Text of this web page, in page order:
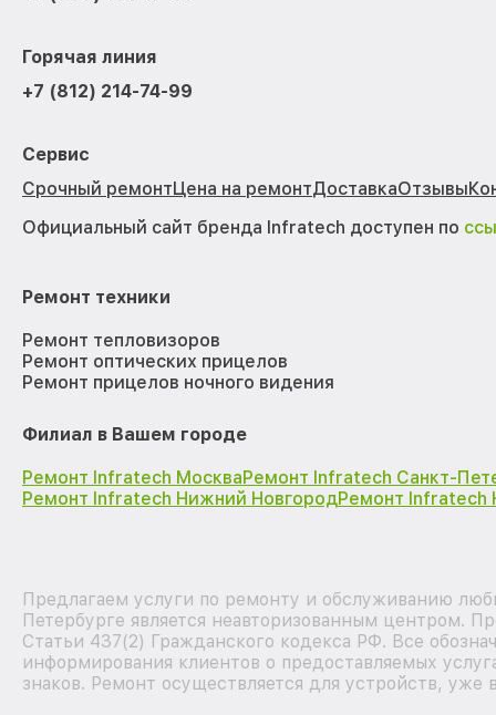
Горячая линия
+7 (812) 214-74-99
Сервис
Срочный ремонтЦена на ремонтДоставкаОтзывы
Официальный сайт бренда Infratech доступен по
Ремонт техники
Ремонт тепловизоров
Ремонт оптических прицелов
Ремонт прицелов ночного видения
Филиал в Вашем городе
Ремонт Infratech МоскваРемонт Infratech Санкт-
Ремонт Infratech Нижний НовгородРемонт Infratech
Предлагаем услуги по ремонту и обслуживанию
Петербурге является неавторизованным центром.
Статьи 437(2) Гражданского кодекса РФ. Все
информирования клиентов о предоставляемых
знаков. Ремонт осуществляется для устройств,